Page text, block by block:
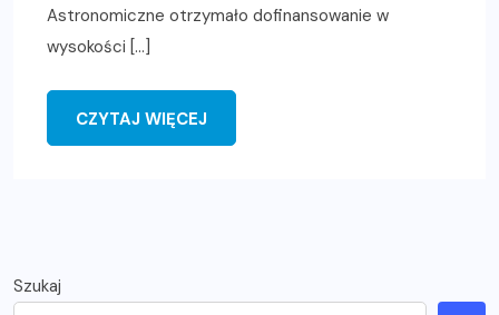
Astronomiczne otrzymało dofinansowanie w
wysokości […]
CZYTAJ WIĘCEJ
Szukaj